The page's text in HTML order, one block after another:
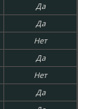
Да
Да
Нет
Да
Нет
Да